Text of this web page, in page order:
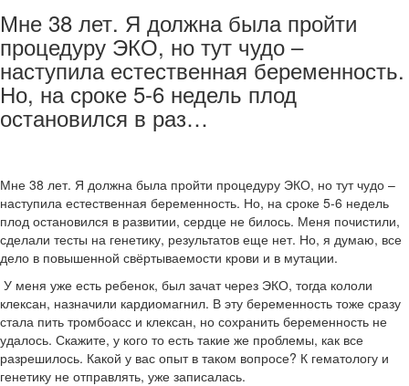
Мне 38 лет. Я должна была пройти
процедуру ЭКО, но тут чудо –
наступила естественная беременность.
Но, на сроке 5-6 недель плод
остановился в раз…
Мне 38 лет. Я должна была пройти процедуру ЭКО, но тут чудо –
наступила естественная беременность. Но, на сроке 5-6 недель
плод остановился в развитии, сердце не билось. Меня почистили,
сделали тесты на генетику, результатов еще нет. Но, я думаю, все
дело в повышенной свёртываемости крови и в мутации.
У меня уже есть ребенок, был зачат через ЭКО, тогда кололи
клексан, назначили кардиомагнил. В эту беременность тоже сразу
стала пить тромбоасс и клексан, но сохранить беременность не
удалось. Скажите, у кого то есть такие же проблемы, как все
разрешилось. Какой у вас опыт в таком вопросе? К гематологу и
генетику не отправлять, уже записалась.